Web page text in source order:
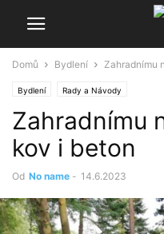
Domů Bydlení Zahradnímu
Bydlení Rady a Návody
Zahradnímu
kov i beton
Od No name - 14.6.2023